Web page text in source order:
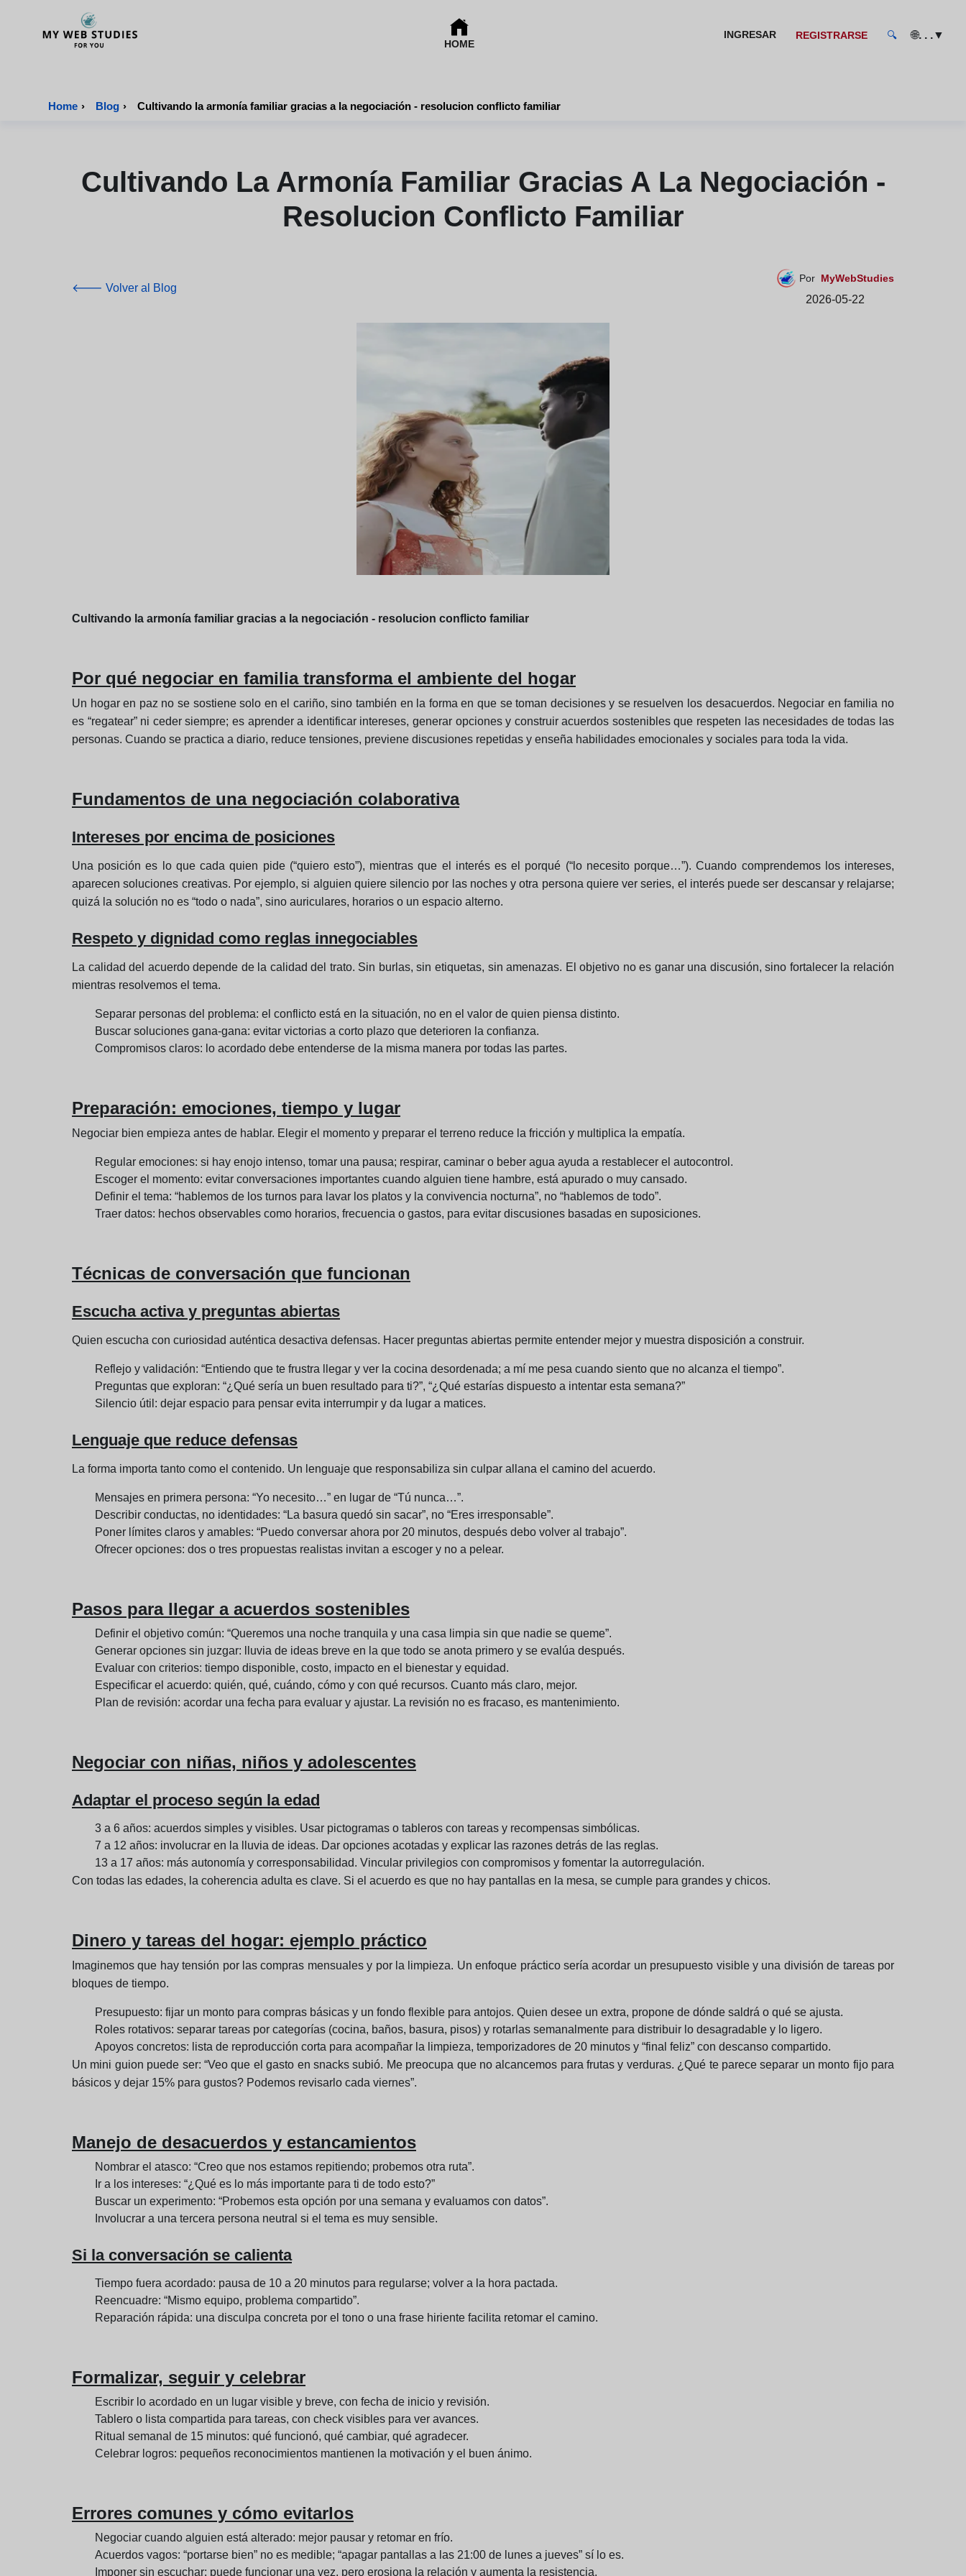
HOME
INGRESAR REGISTRARSE 🔍 🌐. . .▼
Home › Blog › Cultivando la armonía familiar gracias a la negociación - resolucion conflicto familiar
Cultivando La Armonía Familiar Gracias A La Negociación -
Resolucion Conflicto Familiar
🡐 Volver al Blog
Por MyWebStudies
2026-05-22
Cultivando la armonía familiar gracias a la negociación - resolucion conflicto familiar
Por qué negociar en familia transforma el ambiente del hogar
Un hogar en paz no se sostiene solo en el cariño, sino también en la forma en que se toman decisiones y se resuelven los desacuerdos. Negociar en familia no
es “regatear” ni ceder siempre; es aprender a identificar intereses, generar opciones y construir acuerdos sostenibles que respeten las necesidades de todas las
personas. Cuando se practica a diario, reduce tensiones, previene discusiones repetidas y enseña habilidades emocionales y sociales para toda la vida.
Fundamentos de una negociación colaborativa
Intereses por encima de posiciones
Una posición es lo que cada quien pide (“quiero esto”), mientras que el interés es el porqué (“lo necesito porque…”). Cuando comprendemos los intereses,
aparecen soluciones creativas. Por ejemplo, si alguien quiere silencio por las noches y otra persona quiere ver series, el interés puede ser descansar y relajarse;
quizá la solución no es “todo o nada”, sino auriculares, horarios o un espacio alterno.
Respeto y dignidad como reglas innegociables
La calidad del acuerdo depende de la calidad del trato. Sin burlas, sin etiquetas, sin amenazas. El objetivo no es ganar una discusión, sino fortalecer la relación
mientras resolvemos el tema.
Separar personas del problema: el conflicto está en la situación, no en el valor de quien piensa distinto.
Buscar soluciones gana-gana: evitar victorias a corto plazo que deterioren la confianza.
Compromisos claros: lo acordado debe entenderse de la misma manera por todas las partes.
Preparación: emociones, tiempo y lugar
Negociar bien empieza antes de hablar. Elegir el momento y preparar el terreno reduce la fricción y multiplica la empatía.
Regular emociones: si hay enojo intenso, tomar una pausa; respirar, caminar o beber agua ayuda a restablecer el autocontrol.
Escoger el momento: evitar conversaciones importantes cuando alguien tiene hambre, está apurado o muy cansado.
Definir el tema: “hablemos de los turnos para lavar los platos y la convivencia nocturna”, no “hablemos de todo”.
Traer datos: hechos observables como horarios, frecuencia o gastos, para evitar discusiones basadas en suposiciones.
Técnicas de conversación que funcionan
Escucha activa y preguntas abiertas
Quien escucha con curiosidad auténtica desactiva defensas. Hacer preguntas abiertas permite entender mejor y muestra disposición a construir.
Reflejo y validación: “Entiendo que te frustra llegar y ver la cocina desordenada; a mí me pesa cuando siento que no alcanza el tiempo”.
Preguntas que exploran: “¿Qué sería un buen resultado para ti?”, “¿Qué estarías dispuesto a intentar esta semana?”
Silencio útil: dejar espacio para pensar evita interrumpir y da lugar a matices.
Lenguaje que reduce defensas
La forma importa tanto como el contenido. Un lenguaje que responsabiliza sin culpar allana el camino del acuerdo.
Mensajes en primera persona: “Yo necesito…” en lugar de “Tú nunca…”.
Describir conductas, no identidades: “La basura quedó sin sacar”, no “Eres irresponsable”.
Poner límites claros y amables: “Puedo conversar ahora por 20 minutos, después debo volver al trabajo”.
Ofrecer opciones: dos o tres propuestas realistas invitan a escoger y no a pelear.
Pasos para llegar a acuerdos sostenibles
Definir el objetivo común: “Queremos una noche tranquila y una casa limpia sin que nadie se queme”.
Generar opciones sin juzgar: lluvia de ideas breve en la que todo se anota primero y se evalúa después.
Evaluar con criterios: tiempo disponible, costo, impacto en el bienestar y equidad.
Especificar el acuerdo: quién, qué, cuándo, cómo y con qué recursos. Cuanto más claro, mejor.
Plan de revisión: acordar una fecha para evaluar y ajustar. La revisión no es fracaso, es mantenimiento.
Negociar con niñas, niños y adolescentes
Adaptar el proceso según la edad
3 a 6 años: acuerdos simples y visibles. Usar pictogramas o tableros con tareas y recompensas simbólicas.
7 a 12 años: involucrar en la lluvia de ideas. Dar opciones acotadas y explicar las razones detrás de las reglas.
13 a 17 años: más autonomía y corresponsabilidad. Vincular privilegios con compromisos y fomentar la autorregulación.
Con todas las edades, la coherencia adulta es clave. Si el acuerdo es que no hay pantallas en la mesa, se cumple para grandes y chicos.
Dinero y tareas del hogar: ejemplo práctico
Imaginemos que hay tensión por las compras mensuales y por la limpieza. Un enfoque práctico sería acordar un presupuesto visible y una división de tareas por
bloques de tiempo.
Presupuesto: fijar un monto para compras básicas y un fondo flexible para antojos. Quien desee un extra, propone de dónde saldrá o qué se ajusta.
Roles rotativos: separar tareas por categorías (cocina, baños, basura, pisos) y rotarlas semanalmente para distribuir lo desagradable y lo ligero.
Apoyos concretos: lista de reproducción corta para acompañar la limpieza, temporizadores de 20 minutos y “final feliz” con descanso compartido.
Un mini guion puede ser: “Veo que el gasto en snacks subió. Me preocupa que no alcancemos para frutas y verduras. ¿Qué te parece separar un monto fijo para
básicos y dejar 15% para gustos? Podemos revisarlo cada viernes”.
Manejo de desacuerdos y estancamientos
Nombrar el atasco: “Creo que nos estamos repitiendo; probemos otra ruta”.
Ir a los intereses: “¿Qué es lo más importante para ti de todo esto?”
Buscar un experimento: “Probemos esta opción por una semana y evaluamos con datos”.
Involucrar a una tercera persona neutral si el tema es muy sensible.
Si la conversación se calienta
Tiempo fuera acordado: pausa de 10 a 20 minutos para regularse; volver a la hora pactada.
Reencuadre: “Mismo equipo, problema compartido”.
Reparación rápida: una disculpa concreta por el tono o una frase hiriente facilita retomar el camino.
Formalizar, seguir y celebrar
Escribir lo acordado en un lugar visible y breve, con fecha de inicio y revisión.
Tablero o lista compartida para tareas, con check visibles para ver avances.
Ritual semanal de 15 minutos: qué funcionó, qué cambiar, qué agradecer.
Celebrar logros: pequeños reconocimientos mantienen la motivación y el buen ánimo.
Errores comunes y cómo evitarlos
Negociar cuando alguien está alterado: mejor pausar y retomar en frío.
Acuerdos vagos: “portarse bien” no es medible; “apagar pantallas a las 21:00 de lunes a jueves” sí lo es.
Imponer sin escuchar: puede funcionar una vez, pero erosiona la relación y aumenta la resistencia.